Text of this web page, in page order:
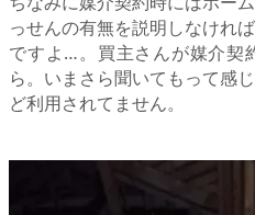
っせんの有無を説明しなけれ
ですよ…。買主さんが媒介契
ら。いまさら聞いてもって感
ど利用されてません。